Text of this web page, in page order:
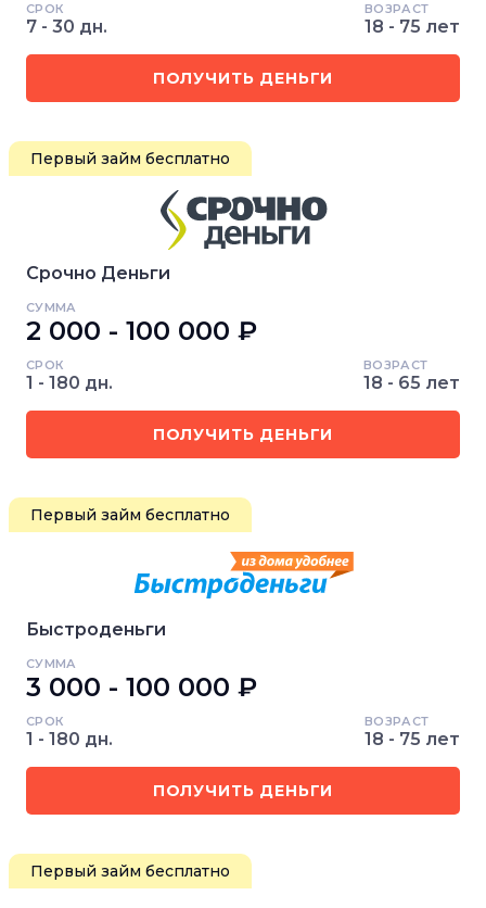
СРОК
7 - 30 дн.
ВОЗРАСТ
18 - 75 лет
ПОЛУЧИТЬ ДЕНЬГИ
Первый займ бесплатно
Срочно Деньги
СУММА
2 000 - 100 000 ₽
СРОК
1 - 180 дн.
ВОЗРАСТ
18 - 65 лет
ПОЛУЧИТЬ ДЕНЬГИ
Первый займ бесплатно
Быстроденьги
СУММА
3 000 - 100 000 ₽
СРОК
1 - 180 дн.
ВОЗРАСТ
18 - 75 лет
ПОЛУЧИТЬ ДЕНЬГИ
Первый займ бесплатно